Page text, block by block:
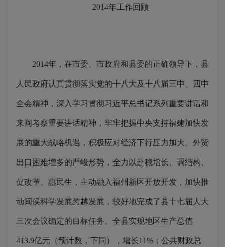
2014年工作回顾
2014年，在市委、市政府和县委的正确领导下，县
人民政府认真贯彻落实党的十八大及十八届三中、四中
全会精神，深入学习贯彻习近平总书记系列重要讲话和
来闽考察重要讲话精神，牢牢把握中央支持福建加快发
展的重大战略机遇，积极应对经济下行压力加大、外贸
出口困难增多的严峻形势，全力以赴稳增长、调结构、
促改革、惠民生，主动融入福州新区开放开发，加快推
动闽侯科学发展跨越发展，较好地完成了县十七届人大
三次会议确定的目标任务。全县实现地区生产总值
413.9亿元（预计数，下同），增长11%；公共财政总